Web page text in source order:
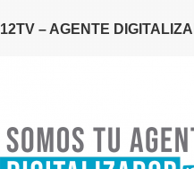
12TV – AGENTE